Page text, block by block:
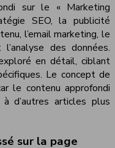
sur le « Marketing
SEO, la publicité
l’email marketing, le
des données.
en détail, ciblant
Le concept de
le contenu approfondi
d’autres articles plus
sur la page